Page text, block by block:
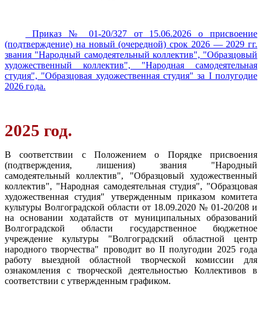
Приказ № 01-20/327 от 15.06.2026 о присвоение
(подтверждение) на новый (очередной) срок 2026 — 2029 гг.
звания "Народный самодеятельный коллектив", "Образцовый
художественный коллектив", "Народная самодеятельная
студия", "Образцовая художественная студия" за I полугодие
2026 года.
2025 год.
В соответствии с Положением о Порядке присвоения
(подтверждения, лишения) звания "Народный
самодеятельный коллектив", "Образцовый художественный
коллектив", "Народная самодеятельная студия", "Образцовая
художественная студия" утвержденным приказом комитета
культуры Волгоградской области от 18.09.2020 № 01-20/208 и
на основании ходатайств от муниципальных образований
Волгоградской области государственное бюджетное
учреждение культуры "Волгоградский областной центр
народного творчества" проводит во II полугодии 2025 года
работу выездной областной творческой комиссии для
ознакомления с творческой деятельностью Коллективов в
соответствии с утвержденным графиком.